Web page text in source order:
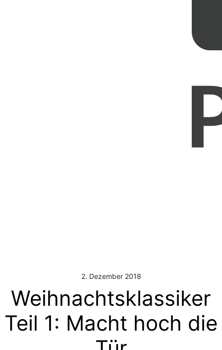
2. Dezember 2018
Weihnachtsklassiker
Teil 1: Macht hoch die